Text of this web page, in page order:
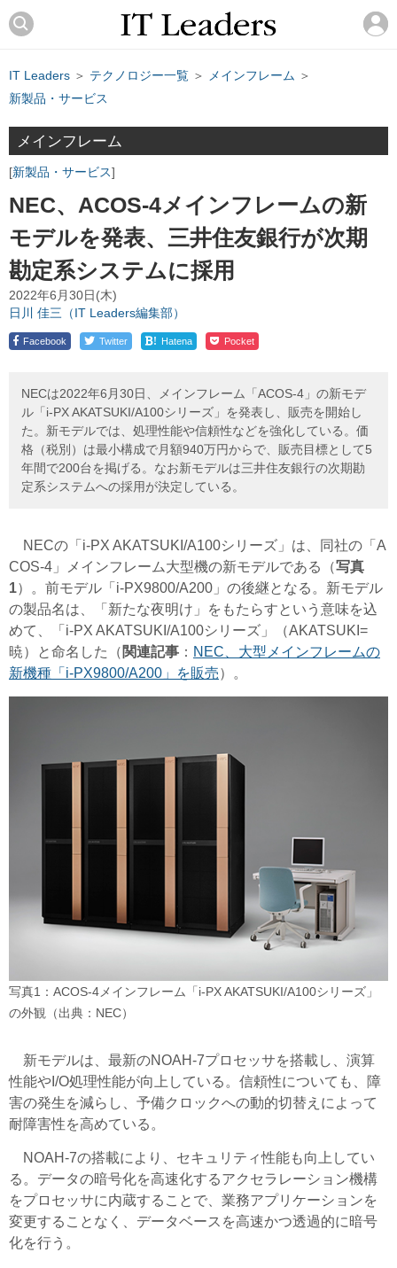
IT Leaders ＞ テクノロジー一覧 ＞ メインフレーム ＞
新製品・サービス
メインフレーム
新製品・サービス
NEC、ACOS-4メインフレームの新
モデルを発表、三井住友銀行が次期
勘定系システムに採用
2022年6月30日(木)
日川 佳三（IT Leaders編集部）
Facebook Twitter ! Hatena Pocket
NECは2022年6月30日、メインフレーム「ACOS-4」の新モデ
ル「i-PX AKATSUKI/A100シリーズ」を発表し、販売を開始し
た。新モデルでは、処理性能や信頼性などを強化している。価
格（税別）は最小構成で月額940万円からで、販売目標として5
年間で200台を掲げる。なお新モデルは三井住友銀行の次期勘
定系システムへの採用が決定している。
NECの「i-PX AKATSUKI/A100シリーズ」は、同社の「A
COS-4」メインフレーム大型機の新モデルである（写真
1）。前モデル「i-PX9800/A200」の後継となる。新モデル
の製品名は、「新たな夜明け」をもたらすという意味を込
めて、「i-PX AKATSUKI/A100シリーズ」（AKATSUKI=
暁）と命名した（ 関連記事 ： NEC、大型メインフレームの
新機種「i-PX9800/A200」を販売）。
写真1：ACOS-4メインフレーム「i-PX AKATSUKI/A100シリーズ」
の外観（出典：NEC）
新モデルは、最新のNOAH-7プロセッサを搭載し、演算
性能やI/O処理性能が向上している。信頼性についても、障
害の発生を減らし、予備クロックへの動的切替えによって
耐障害性を高めている。
NOAH-7の搭載により、セキュリティ性能も向上してい
る。データの暗号化を高速化するアクセラレーション機構
をプロセッサに内蔵することで、業務アプリケーションを
変更することなく、データベースを高速かつ透過的に暗号
化を行う。